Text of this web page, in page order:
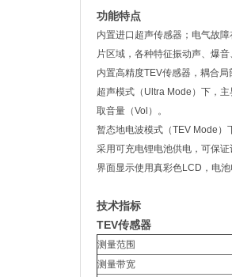
功能特点
内置进口超声传感器；电气故
片区域，各种特征振动声、爆
内置高精度TEV传感器，耦合
超声模式（Ultra Mode）下，
取音量（Vol）。
暂态地电波模式（TEV Mode）
采用可充电锂电池供电，可保
界面显示使用真彩色LCD，电
技术指标
TEV传感器
测量范围
测量带宽